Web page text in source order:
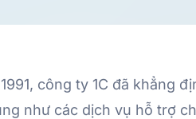
công ty 1C đã khẳng
như các dịch vụ hỗ trợ